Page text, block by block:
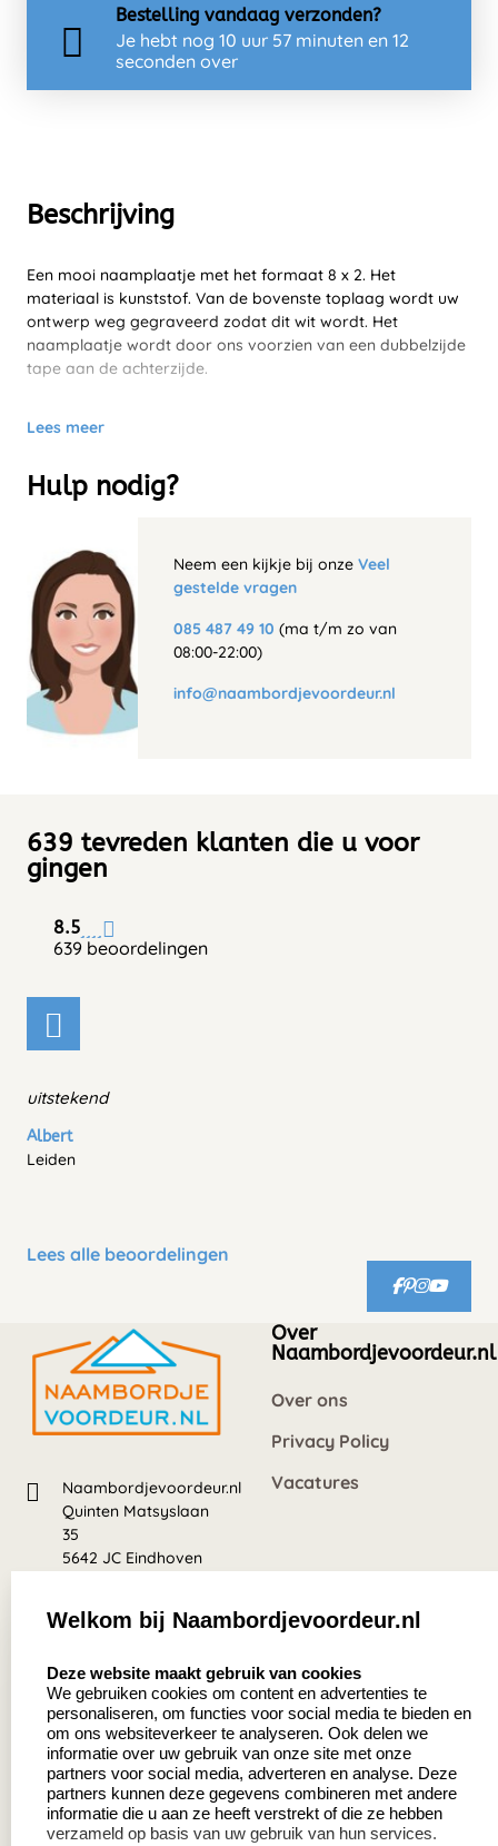
Beschrijving
Een mooi naamplaatje met het formaat 8 x 2. Het
materiaal is kunststof. Van de bovenste toplaag wordt uw
ontwerp weg gegraveerd zodat dit wit wordt. Het
naamplaatje wordt door ons voorzien van een dubbelzijde
tape aan de achterzijde.
Lees meer
Hulp nodig?
Neem een kijkje bij onze Veel
gestelde vragen
085 487 49 10 (ma t/m zo van
08:00-22:00)
info@naambordjevoordeur.nl
Bestelling vandaag verzonden?
Je hebt nog 10 uur 57 minuten en 12
seconden over
639 tevreden klanten die u voor
gingen
8.5
639 beoordelingen
uitstekend
Albert
Leiden
Lees alle beoordelingen
Naambordjevoordeur.nl
Quinten Matsyslaan
35
5642 JC Eindhoven
639 beoordelingen
Over
Naambordjevoordeur.nl
Over ons
Privacy Policy
Vacatures
Zakelijk:
Aanvraag op maat
Cadeaubonnen
Klantenservice:
Contact
Veelgestelde vragen
Welkom bij Naambordjevoordeur.nl
Deze website maakt gebruik van cookies
We gebruiken cookies om content en advertenties te
personaliseren, om functies voor social media te bieden en
om ons websiteverkeer te analyseren. Ook delen we
informatie over uw gebruik van onze site met onze
partners voor social media, adverteren en analyse. Deze
partners kunnen deze gegevens combineren met andere
informatie die u aan ze heeft verstrekt of die ze hebben
verzameld op basis van uw gebruik van hun services.